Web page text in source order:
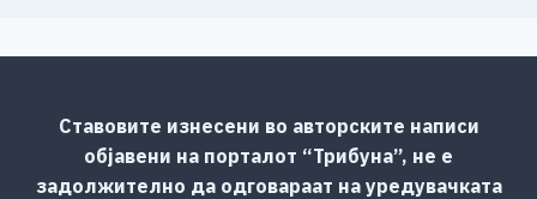
Ставовите изнесени во авторските написи
објавени на порталот “Трибуна”, не е
задолжително да одговараат на уредувачката